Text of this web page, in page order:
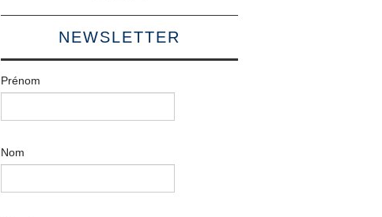
NEWSLETTER
Prénom
Nom